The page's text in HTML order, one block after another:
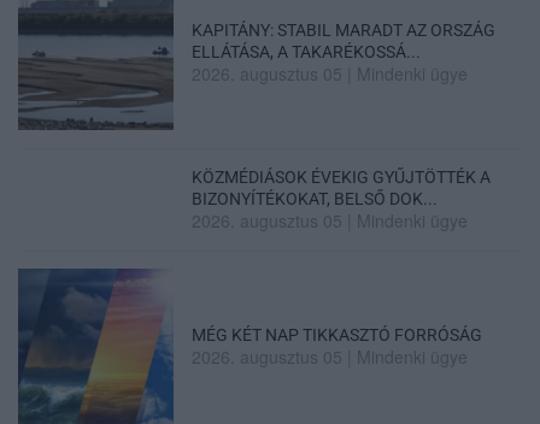
KAPITÁNY: STABIL MARADT AZ ORSZÁG
ELLÁTÁSA, A TAKARÉKOSSÁ...
2026. augusztus 05 Mindenki ügye
KÖZMÉDIÁSOK ÉVEKIG GYŰJTÖTTÉK A
BIZONYÍTÉKOKAT, BELSŐ DOK...
2026. augusztus 05 Mindenki ügye
MÉG KÉT NAP TIKKASZTÓ FORRÓSÁG
2026. augusztus 05 Mindenki ügye